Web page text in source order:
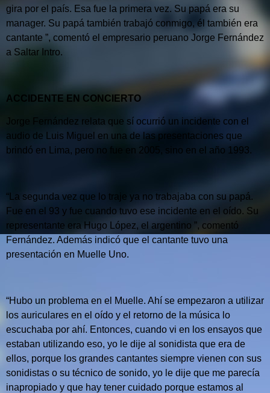
gira por el país. Esa fue la primera vez. Su papá era su
manager. Su papá también trabajó conmigo, él también era
cantante ”, comentó el empresario peruano Jorge Fernández
a Saltar Intro.
ACCIDENTE EN CONCIERTO
Jorge Fernández relata que sí ocurrió un incidente con el
audio de Luis Miguel en una de las presentaciones que
brindó en Lima, pero no fue en 2005, sino en el año 1993.
“La segunda vez que lo traje ya no trabajaba con su papá.
Fue en el 93 y fue cuando tuvo ese incidente en el oído. Su
representante era Hugo López, el argentino ”, comentó
Fernández. Además indicó que el cantante tuvo una
presentación en Muelle Uno.
“Hubo un problema en el Muelle. Ahí se empezaron a utilizar
los auriculares en el oído y el retorno de la música lo
escuchaba por ahí. Entonces, cuando vi en los ensayos que
estaban utilizando eso, yo le dije al sonidista que era de
ellos, porque los grandes cantantes siempre vienen con sus
sonidistas o su técnico de sonido, yo le dije que me parecía
inapropiado y que hay tener cuidado porque estamos al